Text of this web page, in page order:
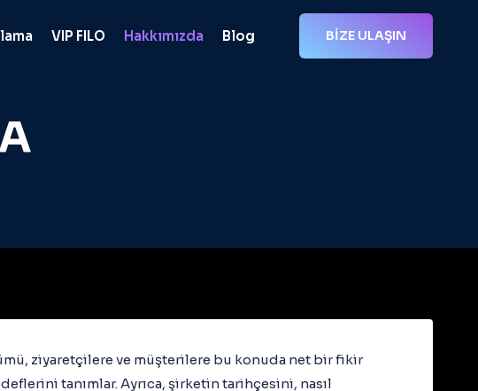
VIP FILO Hakkımızda Blog BİZE ULAŞIN
ziyaretçilere ve müşterilere bu konuda net bir fikir
tanımlar. Ayrıca, şirketin tarihçesini, nasıl